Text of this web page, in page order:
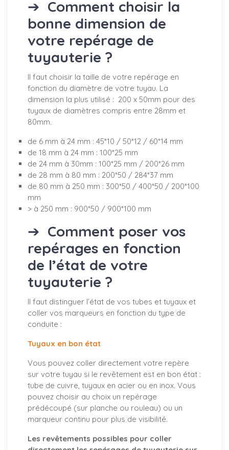
➔ Comment choisir la
bonne dimension de
votre repérage de
tuyauterie ?
Il faut choisir la taille de votre repérage en
fonction du diamètre de votre tuyau. La
dimension la plus utilisé : 200 x 50mm pour des
tuyaux de diamètres compris entre 28mm et
80mm.
de 6 mm à 24 mm : 45*10 / 50*12 / 60*14 mm
de 18 mm à 24 mm : 100*25 mm
de 24 mm à 30mm : 100*25 mm / 200*26 mm
de 28 mm à 80 mm : 200*50 / 284*37 mm
de 80 mm à 250 mm : 300*50 / 400*50 / 200*100
mm
> à 250 mm : 900*50 / 900*100 mm
➔ Comment poser vos
repérages en fonction
de l’état de votre
tuyauterie ?
Il faut distinguer l’état de vos tubes et tuyaux et
coller vos marqueurs en fonction du type de
conduite :
Tuyaux en bon état
Vous pouvez coller directement votre repère
sur votre tuyau si le revêtement est en bon état :
tube de cuivre, tuyaux en acier ou en inox. Vous
pouvez choisir au choix un repérage
prédécoupé (sur planche ou rouleau) ou un
marqueur continu pour plus de visibilité.
Les revêtements possibles pour coller